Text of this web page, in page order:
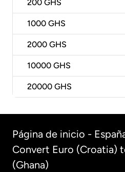
200 GHS
1000 GHS
2000 GHS
10000 GHS
20000 GHS
Página de inicio -
Convert Euro (Croatia)
(Ghana)